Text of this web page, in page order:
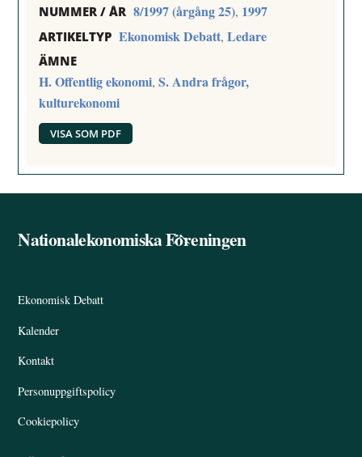
NUMMER / ÅR 8/1997 (årgång 25), 1997
ARTIKELTYP Ekonomisk Debatt,Ledare
ÄMNE
H. Offentlig ekonomi,S. Andra frågor,
kulturekonomi
VISA SOM PDF
Back
Nationalekonomiska Föreningen
Ekonomisk Debatt
Kalender
Kontakt
Personuppgiftspolicy
Cookiepolicy